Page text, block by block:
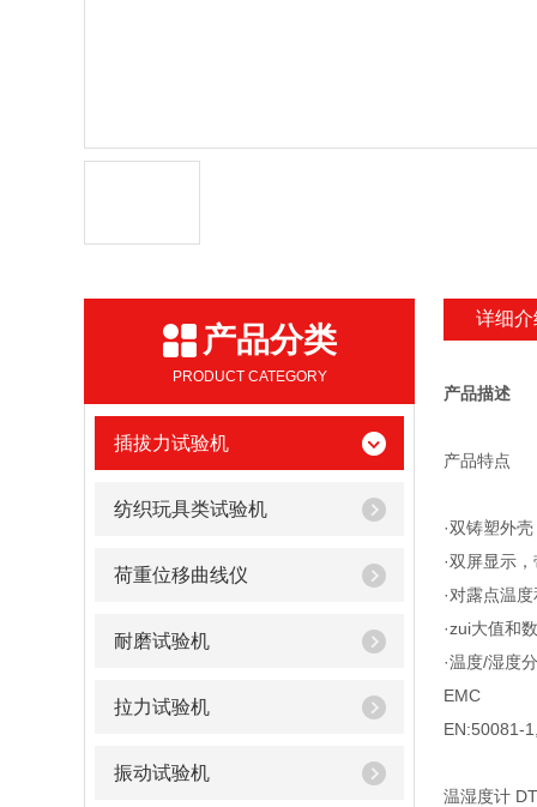
产品分类
PRODUCT CATEGORY
插拔力试验机
纺织玩具类试验机
荷重位移曲线仪
耐磨试验机
拉力试验机
振动试验机
详细介
产品描述
产品特点
·双铸塑外
·双屏显示
·对露点温
·zui大值和
·温度/湿度
EMC
EN:50081-
温湿度计